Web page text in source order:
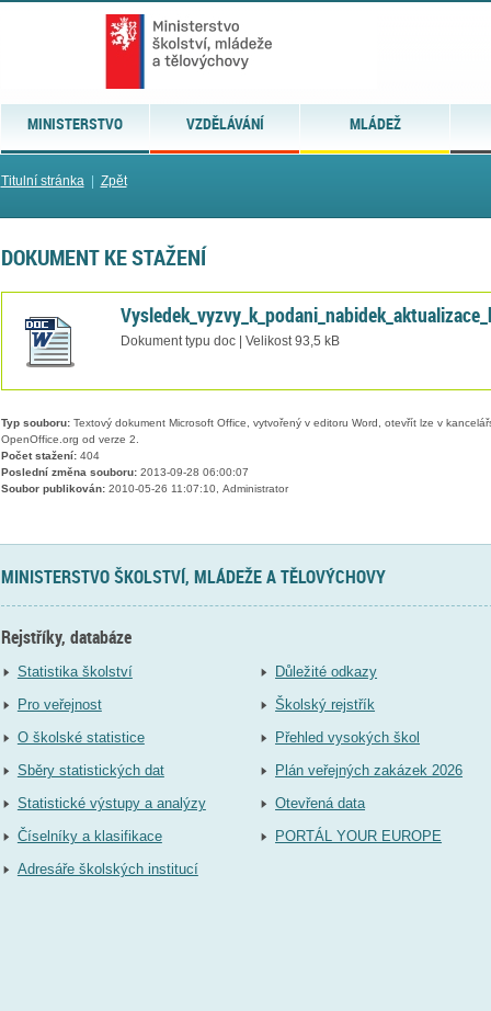
MINISTERSTVO VZDĚLÁVÁNÍ MLÁDEŽ
Titulní stránka| Zpět
DOKUMENT KE STAŽENÍ
Dokument typu doc | Velikost 93,5 kB
Typ souboru:Textový dokument Microsoft Office, vytvořený v editoru Word, otevřít lze v
OpenOffice.org od verze 2.
Počet stažení:404
Poslední změna souboru:2013-09-28 06:00:07
Soubor publikován:2010-05-26 11:07:10, Administrator
MINISTERSTVO ŠKOLSTVÍ, MLÁDEŽE A TĚLOVÝCHOVY
Rejstříky, databáze
Statistika školství
Pro veřejnost
O školské statistice
Sběry statistických dat
Statistické výstupy a analýzy
Číselníky a klasifikace
Adresáře školských institucí
Důležité odkazy
Školský rejstřík
Přehled vysokých škol
Plán veřejných zakázek 2026
Otevřená data
PORTÁL YOUR EUROPE